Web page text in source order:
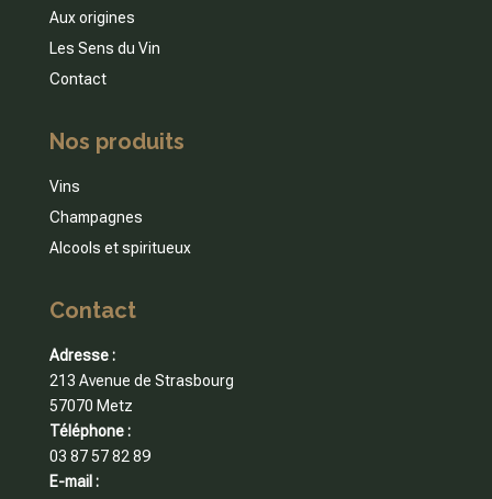
Aux origines
Les Sens du Vin
Contact
Nos produits
Vins
Champagnes
Alcools et spiritueux
Contact
Adresse :
213 Avenue de Strasbourg
57070 Metz
Téléphone :
03 87 57 82 89
E-mail :